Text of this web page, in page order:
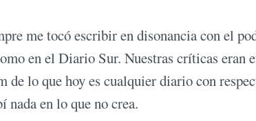
me tocó escribir en disonancia con el
en el Diario Sur. Nuestras críticas eran
de lo que hoy es cualquier diario con
en lo que no crea.